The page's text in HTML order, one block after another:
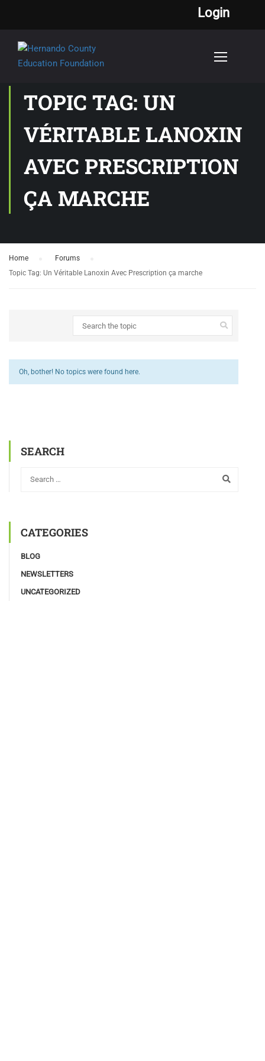
Login
TOPIC TAG: UN
VÉRITABLE LANOXIN
AVEC PRESCRIPTION
ÇA MARCHE
Home Forums
Topic Tag: Un Véritable Lanoxin Avec Prescription ça marche
Oh, bother! No topics were found here.
SEARCH
CATEGORIES
BLOG
NEWSLETTERS
UNCATEGORIZED